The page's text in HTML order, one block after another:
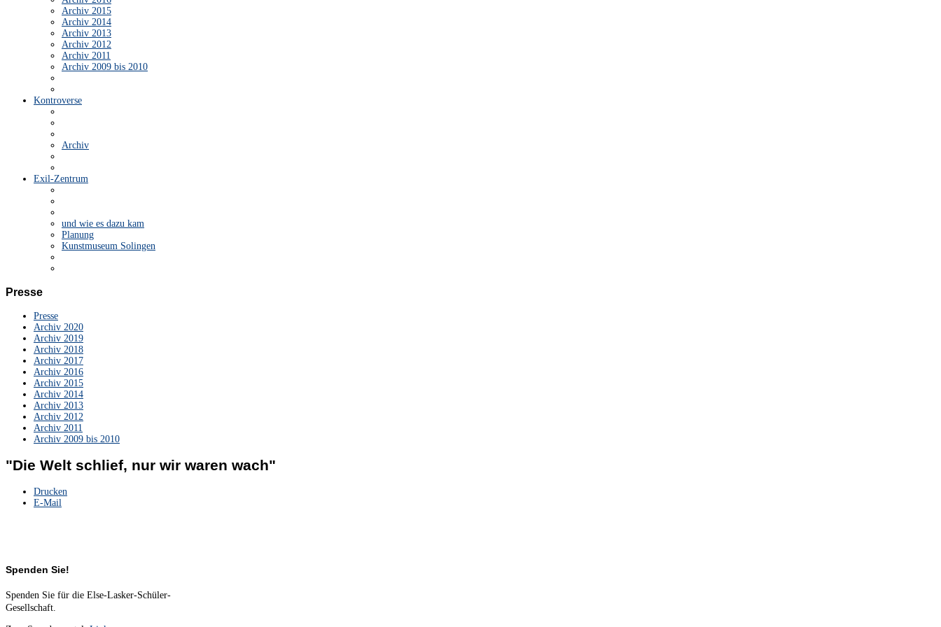
Archiv 2015
Archiv 2014
Archiv 2013
Archiv 2012
Archiv 2011
Archiv 2009 bis 2010
Kontroverse
Archiv
Exil-Zentrum
und wie es dazu kam
Planung
Kunstmuseum Solingen
Presse
Presse
Archiv 2020
Archiv 2019
Archiv 2018
Archiv 2017
Archiv 2016
Archiv 2015
Archiv 2014
Archiv 2013
Archiv 2012
Archiv 2011
Archiv 2009 bis 2010
"Die Welt schlief, nur wir waren wach"
Drucken
E-Mail
Spenden Sie!
Spenden Sie für die Else-Lasker-Schüler-
Gesellschaft.